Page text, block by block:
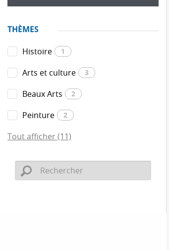
THÈMES
Histoire 1
Arts et culture 3
Beaux Arts 2
Peinture 2
Tout afficher (11)